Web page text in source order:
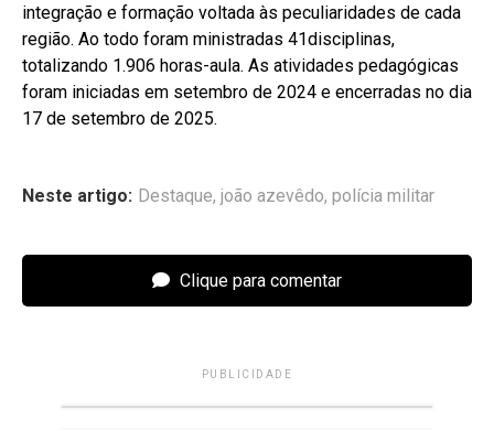
integração e formação voltada às peculiaridades de cada
região. Ao todo foram ministradas 41disciplinas,
totalizando 1.906 horas-aula. As atividades pedagógicas
foram iniciadas em setembro de 2024 e encerradas no dia
17 de setembro de 2025.
Neste artigo: Destaque, joão azevêdo, polícia militar
Clique para comentar
PUBLICIDADE